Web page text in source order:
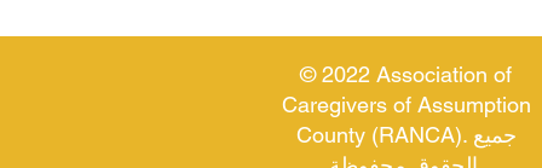
© 2022 Association of
Caregivers of Assumption
County (RANCA). جميع